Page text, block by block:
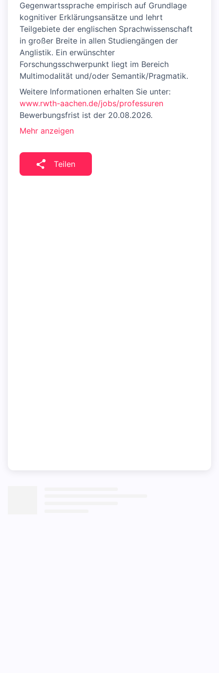
Gegenwartssprache empirisch auf Grundlage
kognitiver Erklärungsansätze und lehrt
Teilgebiete der englischen Sprachwissenschaft
in großer Breite in allen Studiengängen der
Anglistik. Ein erwünschter
Forschungsschwerpunkt liegt im Bereich
Multimodalität und/oder Semantik/Pragmatik.
Weitere Informationen erhalten Sie unter:
www.rwth-aachen.de/jobs/professuren
Bewerbungsfrist ist der 20.08.2026.
Mehr anzeigen
Teilen